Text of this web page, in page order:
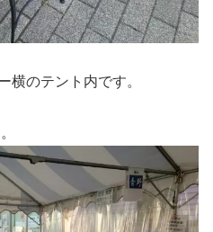
横のテント内です。